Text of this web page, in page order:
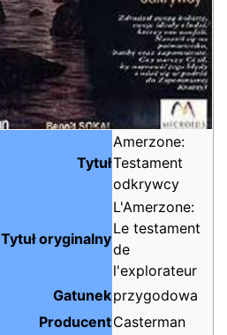
Tytuł
Amerzone:
Testament
odkrywcy
Tytuł oryginalny
L'Amerzone:
Le testament
de
l'explorateur
Gatunekprzygodowa
ProducentCasterman